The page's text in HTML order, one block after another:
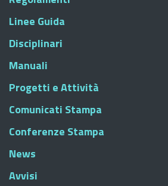
Linee Guida
Disciplinari
Manuali
Progetti e Attività
Comunicati Stampa
Conferenze Stampa
News
Avvisi